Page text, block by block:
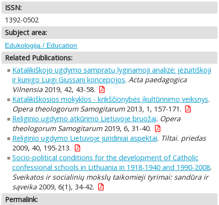
ISSN:
1392-0502
Subject area:
Edukologija / Education
Related Publications:
Katalikiškojo ugdymo sampratų lyginamoji analizė: jėzuitiškoji
ir kunigo Luigi Giussani koncepcijos. Acta paedagogica
Vilnensia2019, 42, 43-58.
Katalikiškosios mokyklos - krikščionybės įkultūrinimo veiksnys.
Opera theologorum Samogitarum2013, 1, 157-171.
Religinio ugdymo atkūrimo Lietuvoje bruožai. Opera
theologorum Samogitarum2019, 6, 31-40.
Religinio ugdymo Lietuvoje juridiniai aspektai. Tiltai. priedas
2009, 40, 195-213.
Socio-political conditions for the development of Catholic
confessional schools in Lithuania in 1918-1940 and 1990-2008.
Sveikatos ir socialinių mokslų taikomieji tyrimai: sandūra ir
sąveika2009, 6(1), 34-42.
Permalink: